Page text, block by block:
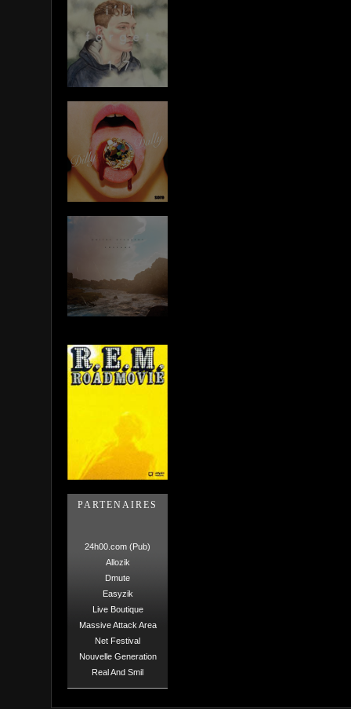
PARTENAIRES
24h00.com (Pub)
Allozik
Dmute
Easyzik
Live Boutique
Massive Attack Area
Net Festival
Nouvelle Generation
Real And Smil